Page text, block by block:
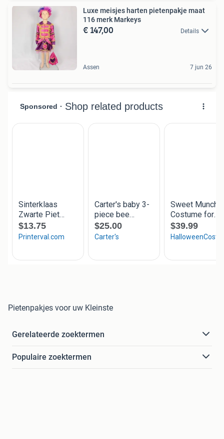
Luxe meisjes harten pietenpakje maat
116 merk Markeys
€ 147,00 Details
Assen 7 jun 26
Pietenpakjes voor uw Kleinste
Gerelateerde zoektermen
Populaire zoektermen